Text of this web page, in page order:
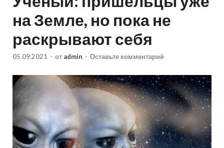
на Земле, но пока не
раскрывают себя
05.09.2021 - от admin - Оставьте комментарий